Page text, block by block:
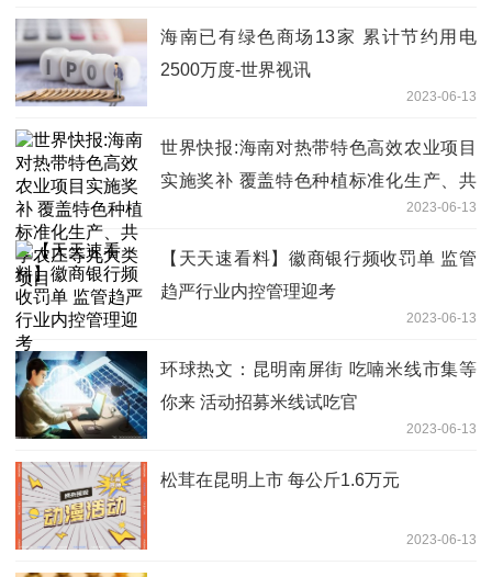
海南已有绿色商场13家 累计节约用电
2500万度-世界视讯
2023-06-13
世界快报:海南对热带特色高效农业项目
实施奖补 覆盖特色种植标准化生产、共
2023-06-13
【天天速看料】徽商银行频收罚单 监管
趋严行业内控管理迎考
2023-06-13
环球热文：昆明南屏街 吃喃米线市集等
你来 活动招募米线试吃官
2023-06-13
松茸在昆明上市 每公斤1.6万元
2023-06-13